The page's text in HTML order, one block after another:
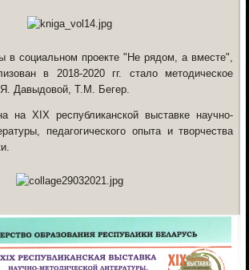
в социальном проекте "Не рядом, а вместе",
в 2018-2020 гг. стало методическое
Давыдовой, Т.М. Бегер.
на XIX республиканской выставке научно-
педагогического опыта и творчества